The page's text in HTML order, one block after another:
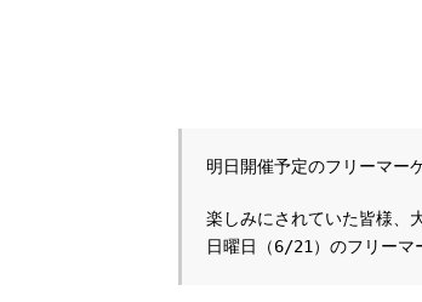
明日開催予定のフリーマー
楽しみにされていた皆様、
日曜日（6/21）のフリーマ